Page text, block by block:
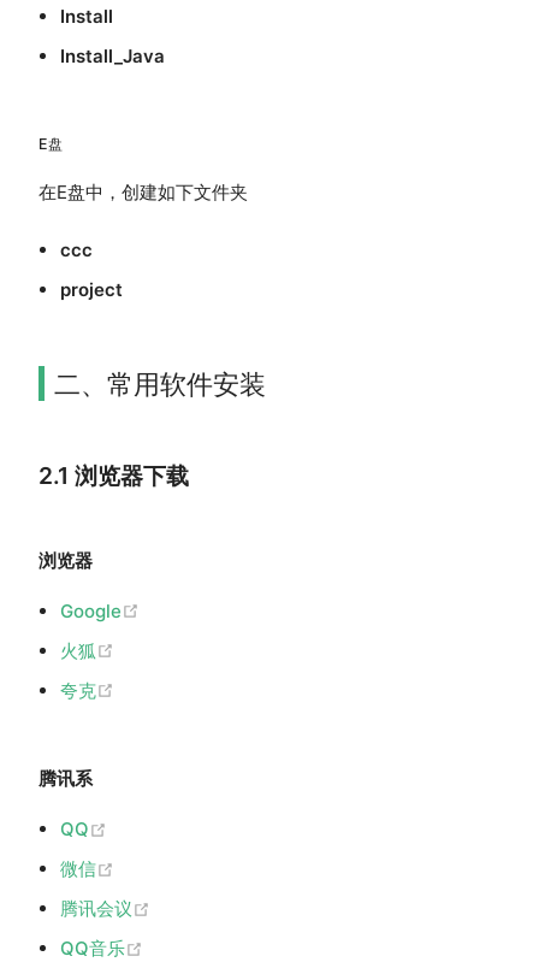
Install
Install_Java
E盘
在E盘中，创建如下文件夹
ccc
project
二、常用软件安装
2.1 浏览器下载
浏览器
Google
火狐
夸克
腾讯系
QQ
微信
腾讯会议
QQ音乐